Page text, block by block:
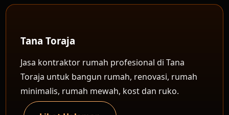
Tana Toraja
Jasa kontraktor rumah profesional di Tana
Toraja untuk bangun rumah, renovasi, rumah
minimalis, rumah mewah, kost dan ruko.